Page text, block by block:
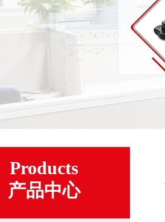
Products
产品中心